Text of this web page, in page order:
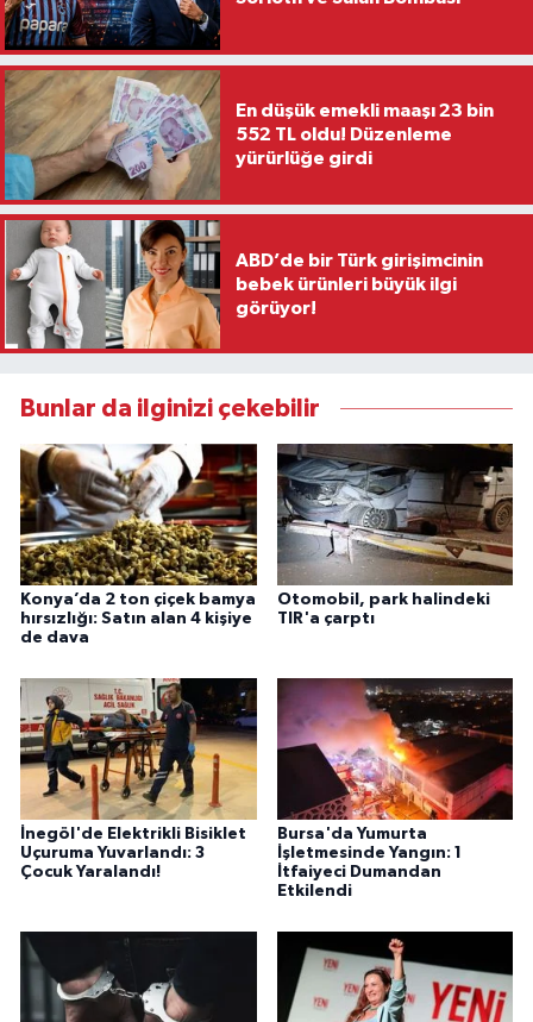
En düşük emekli maaşı 23 bin
552 TL oldu! Düzenleme
yürürlüğe girdi
ABD’de bir Türk girişimcinin
bebek ürünleri büyük ilgi
görüyor!
Bunlar da ilginizi çekebilir
Konya’da 2 ton çiçek bamya
hırsızlığı: Satın alan 4 kişiye
de dava
Otomobil, park halindeki
TIR'a çarptı
İnegöl'de Elektrikli Bisiklet
Uçuruma Yuvarlandı: 3
Çocuk Yaralandı!
Bursa'da Yumurta
İşletmesinde Yangın: 1
İtfaiyeci Dumandan
Etkilendi